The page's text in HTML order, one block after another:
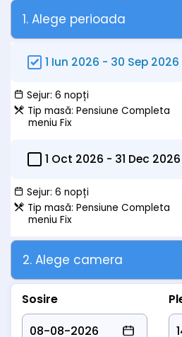
* Oferta este destinată
pensionarilor.
1. Alege perioada
1 Iun 2026 - 30 Sep 2026
Sejur: 6 nopți
Tip masă: Pensiune Completa
meniu Fix
1 Oct 2026 - 31 Dec 2026
Sejur: 6 nopți
Tip masă: Pensiune Completa
meniu Fix
2. Alege camera
Sosire